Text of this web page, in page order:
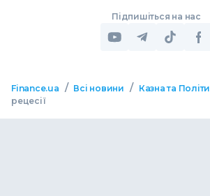
Підпишіться на нас
Finance.ua / Всі новини / Казна та
рецесії